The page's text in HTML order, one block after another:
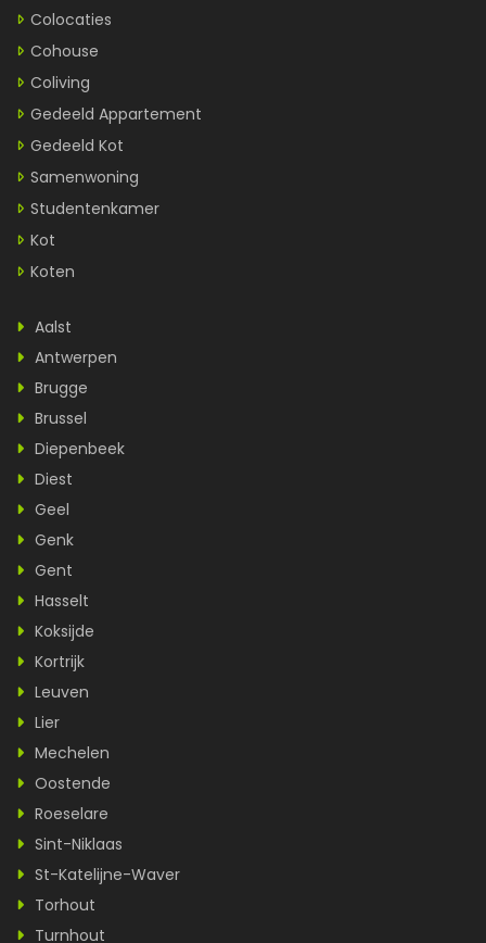
Colocaties
Cohouse
Coliving
Gedeeld Appartement
Gedeeld Kot
Samenwoning
Studentenkamer
Kot
Koten
Aalst
Antwerpen
Brugge
Brussel
Diepenbeek
Diest
Geel
Genk
Gent
Hasselt
Koksijde
Kortrijk
Leuven
Lier
Mechelen
Oostende
Roeselare
Sint-Niklaas
St-Katelijne-Waver
Torhout
Turnhout